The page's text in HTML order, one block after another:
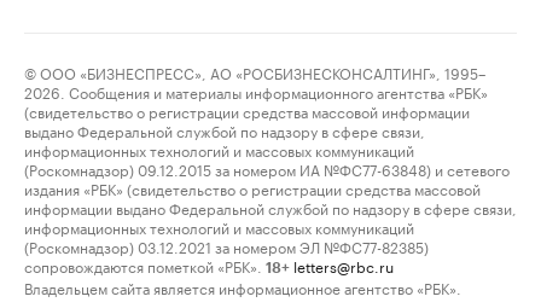
© ООО «БИЗНЕСПРЕСС», АО «РОСБИЗНЕСКОНСАЛТИНГ», 1995–
2026. Сообщения и материалы информационного агентства «РБК»
(свидетельство о регистрации средства массовой информации
выдано Федеральной службой по надзору в сфере связи,
информационных технологий и массовых коммуникаций
(Роскомнадзор) 09.12.2015 за номером ИА №ФС77-63848) и сетевого
издания «РБК» (свидетельство о регистрации средства массовой
информации выдано Федеральной службой по надзору в сфере связи,
информационных технологий и массовых коммуникаций
(Роскомнадзор) 03.12.2021 за номером ЭЛ №ФС77-82385)
сопровождаются пометкой «РБК».
18+ letters@rbc.ru
Владельцем сайта является информационное агентство «РБК».